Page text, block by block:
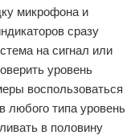
микрофона и
сразу
на сигнал или
уровень
воспользоваться
типа уровень
в половину